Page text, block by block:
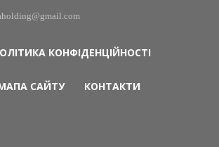
КОНФІДЕНЦІЙНОСТІ
САЙТУ КОНТАКТИ